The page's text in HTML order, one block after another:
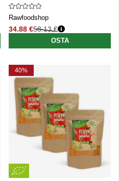
Rawfoodshop
34.88 €
Normaali hinta
58.13 €
OSTA
40%